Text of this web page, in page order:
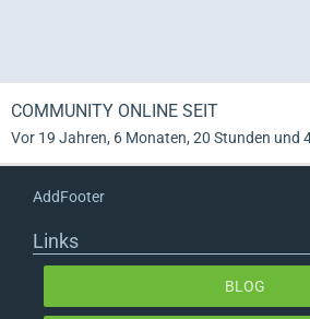
COMMUNITY ONLINE SEIT
Vor 19 Jahren, 6 Monaten, 20 Stunden und
AddFooter
Links
BLOG